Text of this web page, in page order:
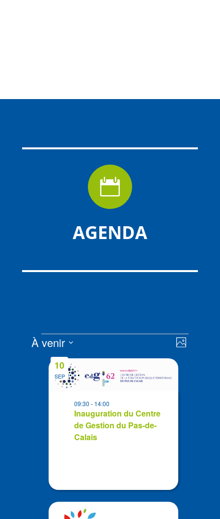

AGENDA
Évènements de
Photo
À venir
Sélectionnez
List
events
SEP
10
Inauguration du Centre
de Gestion du Pas-de-
Calais
09:30- 14:00